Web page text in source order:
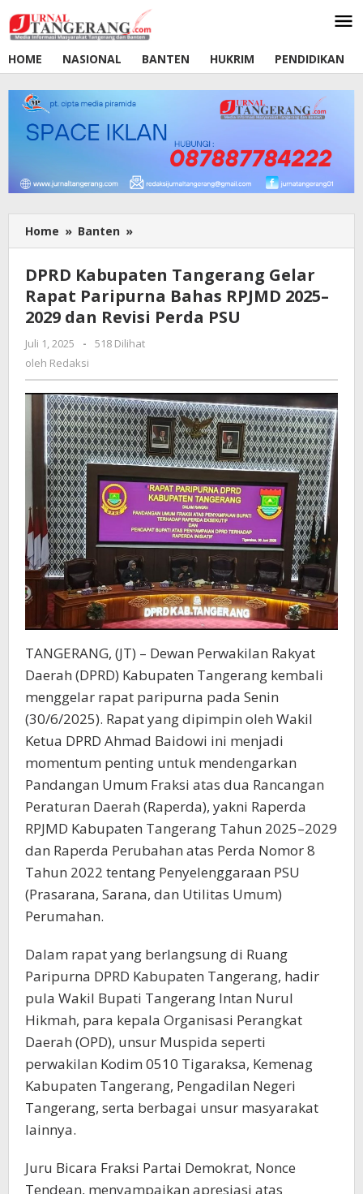
ke
konten
HOME
NASIONAL BANTEN HUKRIM PENDIDIKAN
Home » Banten »
Kabupaten
Gelar
Rapat
Paripurna
RPJMD
2029
dan
Revisi
Perda
PSU
DPRD Kabupaten Tangerang Gelar
Rapat Paripurna Bahas RPJMD 2025–
2029 dan Revisi Perda PSU
Juli 1, 2025
oleh
Redaksi
-
518 Dilihat
oleh Redaksi
TANGERANG, (JT) – Dewan Perwakilan Rakyat
Daerah (DPRD) Kabupaten Tangerang kembali
menggelar rapat paripurna pada Senin
(30/6/2025). Rapat yang dipimpin oleh Wakil
Ketua DPRD Ahmad Baidowi ini menjadi
momentum penting untuk mendengarkan
Pandangan Umum Fraksi atas dua Rancangan
Peraturan Daerah (Raperda), yakni Raperda
RPJMD Kabupaten Tangerang Tahun 2025–2029
dan Raperda Perubahan atas Perda Nomor 8
Tahun 2022 tentang Penyelenggaraan PSU
(Prasarana, Sarana, dan Utilitas Umum)
Perumahan.
Dalam rapat yang berlangsung di Ruang
Paripurna DPRD Kabupaten Tangerang, hadir
pula Wakil Bupati Tangerang Intan Nurul
Hikmah, para kepala Organisasi Perangkat
Daerah (OPD), unsur Muspida seperti
perwakilan Kodim 0510 Tigaraksa, Kemenag
Kabupaten Tangerang, Pengadilan Negeri
Tangerang, serta berbagai unsur masyarakat
lainnya.
Juru Bicara Fraksi Partai Demokrat, Nonce
Tendean, menyampaikan apresiasi atas